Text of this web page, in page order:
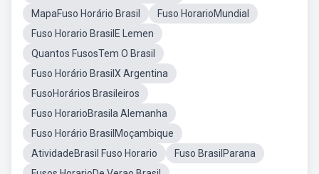
MapaFuso Horário Brasil
Fuso HorarioMundial
Fuso Horario BrasilE Lemen
Quantos FusosTem O Brasil
Fuso Horário BrasilX Argentina
FusoHorários Brasileiros
Fuso HorarioBrasila Alemanha
Fuso Horário BrasilMoçambique
AtividadeBrasil Fuso Horario
Fuso BrasilParana